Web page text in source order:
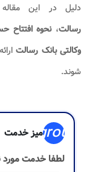
دلیل در این
رسالت،نحوه افتتاح
وکالتی بانک رسالت
شوند.
groupمیز خدمت
لطفا خدمت مورد